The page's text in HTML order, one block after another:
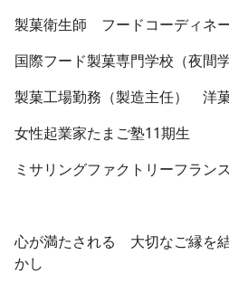
製菓衛生師 フードコーディネ
国際フード製菓専門学校（夜間
製菓工場勤務（製造主任） 洋
女性起業家たまご塾11期生
ミサリングファクトリーフラン
心が満たされる 大切なご縁を
かし